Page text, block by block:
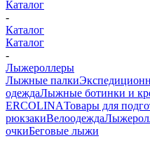
Каталог
-
Каталог
Каталог
-
Лыжероллеры
Лыжные палки
одеждаЛыжные ботинки и
ERCOLINAТовары для
рюкзакиВелоодежда
очкиБеговые лыжи